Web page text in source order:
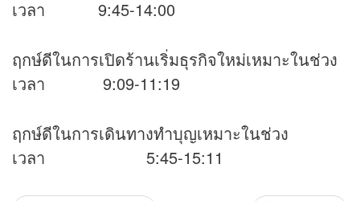
เวลา 9:45-14:00
ฤกษ์ดีในการเปิดร้านเริ่มธุรกิจใหม่เหมาะในช่วง
เวลา 9:09-11:19
ฤกษ์ดีในการเดินทางทำบุญเหมาะในช่วง
เวลา 5:45-15:11